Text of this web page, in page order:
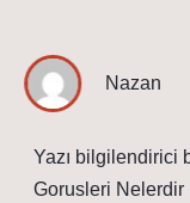
Nazan
Yazı bilgilendirici
Gorusleri Nelerdir